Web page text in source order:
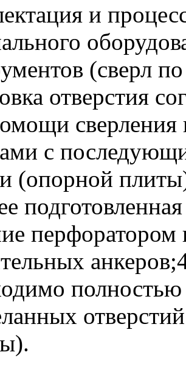
и
(сверл
отверстия
сверления
с
(опорной
полностью